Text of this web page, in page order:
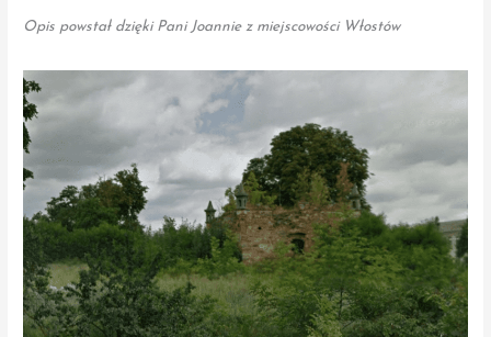
Opis powstał dzięki Pani Joannie z miejscowości Włostów